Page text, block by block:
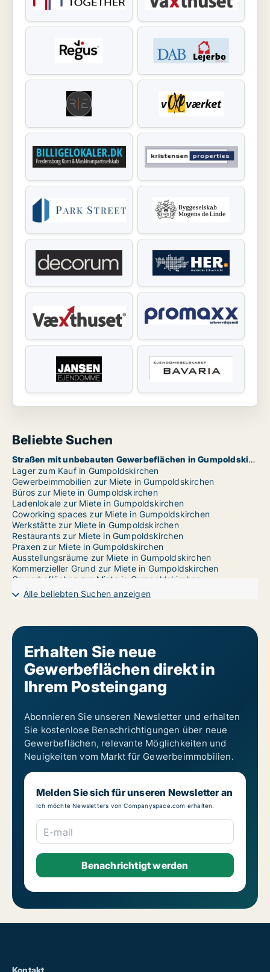
Beliebte Suchen
Straßen mit unbebauten Gewerbeflächen in Gumpoldskirchen
Lager zum Kauf in Gumpoldskirchen
Gewerbeimmobilien zur Miete in Gumpoldskirchen
Büros zur Miete in Gumpoldskirchen
Ladenlokale zur Miete in Gumpoldskirchen
Coworking spaces zur Miete in Gumpoldskirchen
Werkstätte zur Miete in Gumpoldskirchen
Restaurants zur Miete in Gumpoldskirchen
Praxen zur Miete in Gumpoldskirchen
Ausstellungsräume zur Miete in Gumpoldskirchen
Kommerzieller Grund zur Miete in Gumpoldskirchen
Gewerbeflächen zur Miete in Gumpoldskirchen
Garages zur Miete in Gumpoldskirchen
Alle beliebten Suchen anzeigen
Erhalten Sie neue
Gewerbeflächen direkt in
Ihrem Posteingang
Abonnieren Sie unseren Newsletter und erhalten
Sie kostenlose Benachrichtigungen über neue
Gewerbeflächen, relevante Möglichkeiten und
Neuigkeiten vom Markt für Gewerbeimmobilien.
Melden Sie sich für unseren Newsletter an
Ich möchte Newsletters von Companyspace.com erhalten.
E-mail